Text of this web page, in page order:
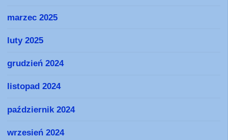
marzec 2025
luty 2025
grudzień 2024
listopad 2024
październik 2024
wrzesień 2024